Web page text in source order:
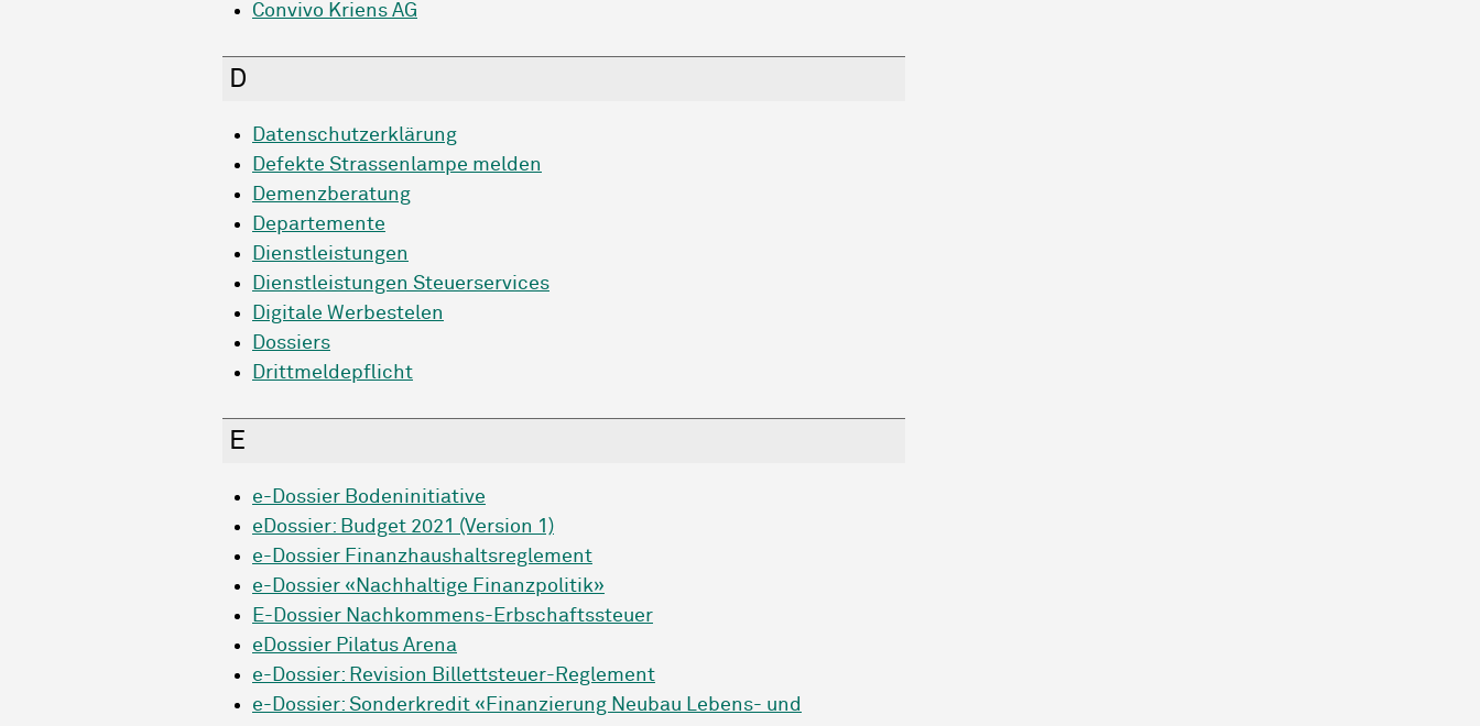
Convivo Kriens AG
D
Datenschutzerklärung
Defekte Strassenlampe melden
Demenzberatung
Departemente
Dienstleistungen
Dienstleistungen Steuerservices
Digitale Werbestelen
Dossiers
Drittmeldepflicht
E
e-Dossier Bodeninitiative
eDossier: Budget 2021 (Version 1)
e-Dossier Finanzhaushaltsreglement
e-Dossier «Nachhaltige Finanzpolitik»
E-Dossier Nachkommens-Erbschaftssteuer
eDossier Pilatus Arena
e-Dossier: Revision Billettsteuer-Reglement
e-Dossier: Sonderkredit «Finanzierung Neubau Lebens- und